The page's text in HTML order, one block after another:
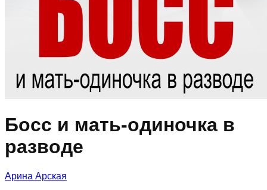
Босс и мать-одиночка в
разводе
Арина Арская